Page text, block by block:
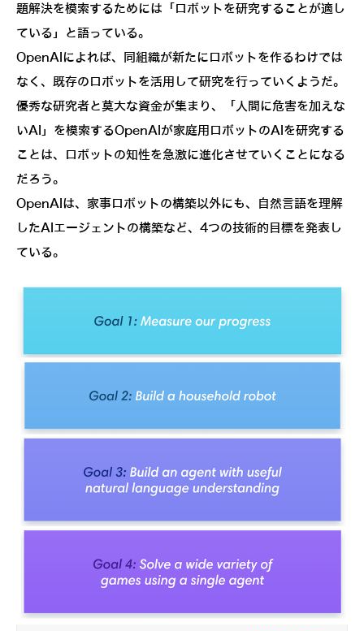
題解決を模索するためには「ロボットを研究することが適し
ている」と語っている。
OpenAIによれば、同組織が新たにロボットを作るわけでは
なく、既存のロボットを活用して研究を行っていくようだ。
優秀な研究者と莫大な資金が集まり、「人間に危害を加えな
いAI」を模索するOpenAIが家庭用ロボットのAIを研究する
ことは、ロボットの知性を急激に進化させていくことになる
だろう。
OpenAIは、家事ロボットの構築以外にも、自然言語を理解
したAIエージェントの構築など、4つの技術的目標を発表し
ている。